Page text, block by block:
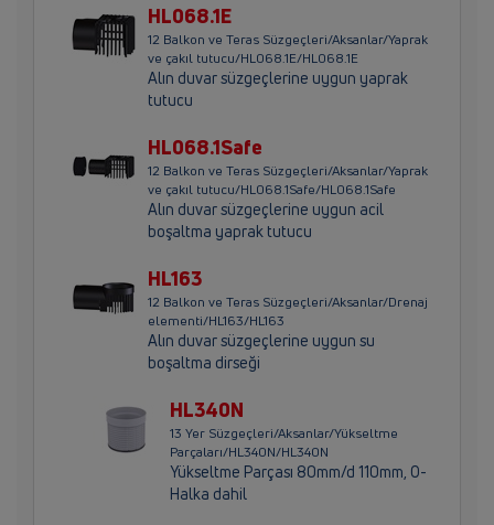
HL068.1E
12 Balkon ve Teras Süzgeçleri/Aksanlar/Yaprak
ve çakıl tutucu/HL068.1E/HL068.1E
Alın duvar süzgeçlerine uygun yaprak
tutucu
HL068.1Safe
12 Balkon ve Teras Süzgeçleri/Aksanlar/Yaprak
ve çakıl tutucu/HL068.1Safe/HL068.1Safe
Alın duvar süzgeçlerine uygun acil
boşaltma yaprak tutucu
HL163
12 Balkon ve Teras Süzgeçleri/Aksanlar/Drenaj
elementi/HL163/HL163
Alın duvar süzgeçlerine uygun su
boşaltma dirseği
HL340N
13 Yer Süzgeçleri/Aksanlar/Yükseltme
Parçaları/HL340N/HL340N
Yükseltme Parçası 80mm/d 110mm, O-
Halka dahil